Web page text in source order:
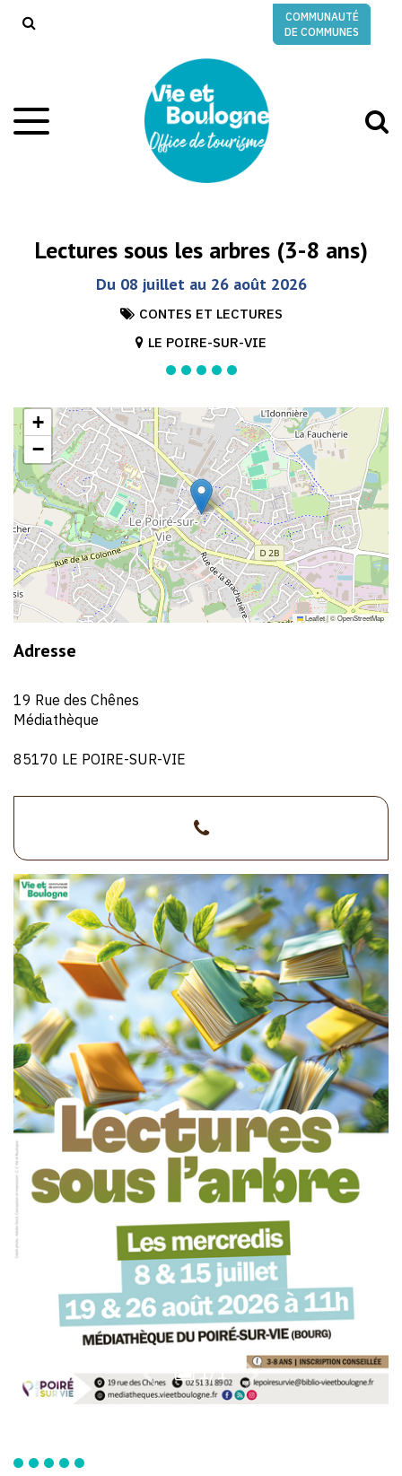
COMMUNAUTÉ
DE COMMUNES
Aller
à
Lectures sous les arbres (3-8 ans)
Du 08 juillet au 26 août 2026
CONTES ET LECTURES
LE POIRE-SUR-VIE
+
−
Leaflet|©OpenStreetMap
Adresse
19 Rue des Chênes
Médiathèque
85170 LE POIRE-SUR-VIE
>02
51
31
89
02
1/1